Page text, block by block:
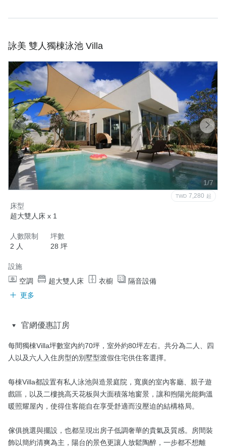
詠美 雙人獨棟泳池 Villa
1/7
TWD 7,280 起
床型
超大雙人床 x 1
人數限制
2 人
坪數
28 坪
設施
空調
超大雙人床 衣櫥
隔音設備
更多
官網優惠訂房
每間獨棟Villa坪數室內約70坪，室外約80坪左右。共分為二人、四
人以及六人入住房型的別墅型渡假住宅供住客選擇。
每棟Villa都設置有私人泳池與造景庭院，寬廣的室內客廳、親子遊
戲區，以及二樓挑高天花板與大面積落地窗景，讓和煦陽光能夠溫
暖照耀屋內，使得住客能自在享受舒適而沒壓迫的結構格局。
傢俱挑選與擺設，也都呈現出房子低調奢華的貴氣及質感。房間裝
飾以簡約清爽為主，陽台的景色更讓人放鬆陶醉，一步都不想離